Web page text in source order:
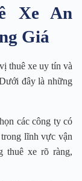
Xe An
Giá
thuê xe uy tín và
đây là những
các công ty có
lĩnh vực vận
thuê xe rõ ràng,